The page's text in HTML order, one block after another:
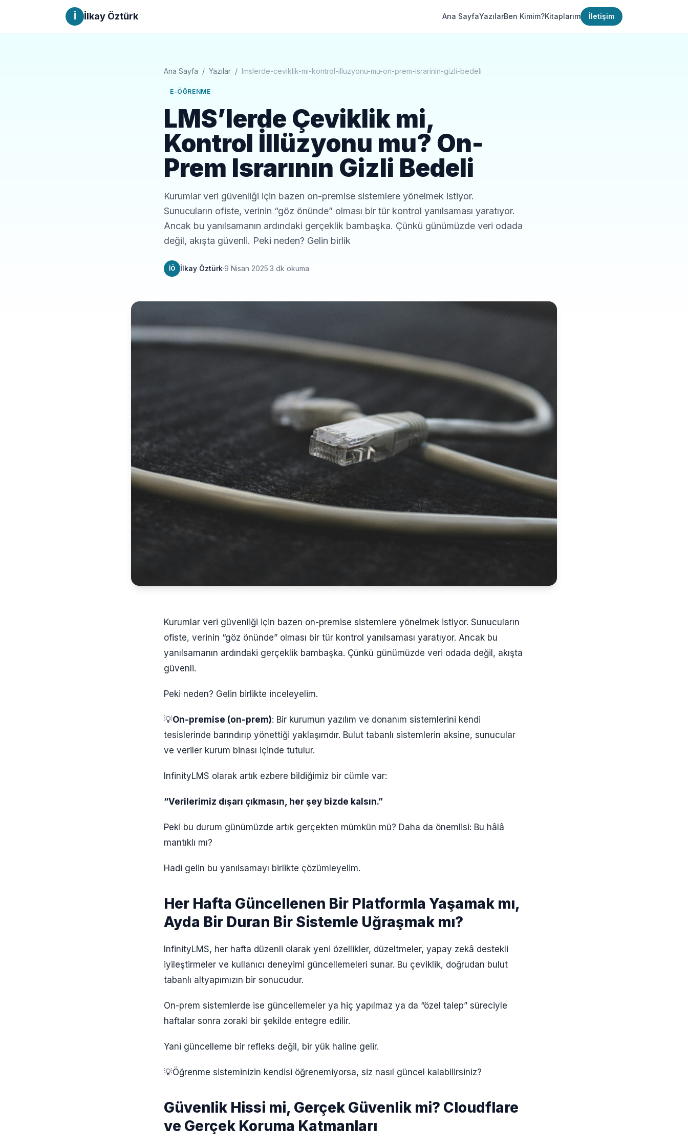
İ İlkay Öztürk Ana SayfaYazılarBen Kimim?Kitaplarım İletişim
Ana Sayfa / Yazılar / lmslerde-ceviklik-mi-kontrol-illuzyonu-mu-on-prem-israrinin-gizli-bedeli
E-ÖĞRENME
LMS’lerde Çeviklik mi,
Kontrol İllüzyonu mu? On-
Prem Israrının Gizli Bedeli
Kurumlar veri güvenliği için bazen on-premise sistemlere yönelmek istiyor.
Sunucuların ofiste, verinin “göz önünde” olması bir tür kontrol yanılsaması yaratıyor.
Ancak bu yanılsamanın ardındaki gerçeklik bambaşka. Çünkü günümüzde veri odada
değil, akışta güvenli. Peki neden? Gelin birlik
İÖ İlkay Öztürk·9 Nisan 2025·3 dk okuma
Kurumlar veri güvenliği için bazen on-premise sistemlere yönelmek istiyor. Sunucuların
ofiste, verinin “göz önünde” olması bir tür kontrol yanılsaması yaratıyor. Ancak bu
yanılsamanın ardındaki gerçeklik bambaşka. Çünkü günümüzde veri odada değil, akışta
güvenli.
Peki neden? Gelin birlikte inceleyelim.
💡On-premise (on-prem): Bir kurumun yazılım ve donanım sistemlerini kendi
tesislerinde barındırıp yönettiği yaklaşımdır. Bulut tabanlı sistemlerin aksine, sunucular
ve veriler kurum binası içinde tutulur.
InfinityLMS olarak artık ezbere bildiğimiz bir cümle var:
“Verilerimiz dışarı çıkmasın, her şey bizde kalsın.”
Peki bu durum günümüzde artık gerçekten mümkün mü? Daha da önemlisi: Bu hâlâ
mantıklı mı?
Hadi gelin bu yanılsamayı birlikte çözümleyelim.
Her Hafta Güncellenen Bir Platformla Yaşamak mı,
Ayda Bir Duran Bir Sistemle Uğraşmak mı?
InfinityLMS, her hafta düzenli olarak yeni özellikler, düzeltmeler, yapay zekâ destekli
iyileştirmeler ve kullanıcı deneyimi güncellemeleri sunar. Bu çeviklik, doğrudan bulut
tabanlı altyapımızın bir sonucudur.
On-prem sistemlerde ise güncellemeler ya hiç yapılmaz ya da “özel talep” süreciyle
haftalar sonra zoraki bir şekilde entegre edilir.
Yani güncelleme bir refleks değil, bir yük haline gelir.
💡Öğrenme sisteminizin kendisi öğrenemiyorsa, siz nasıl güncel kalabilirsiniz?
Güvenlik Hissi mi, Gerçek Güvenlik mi? Cloudflare
ve Gerçek Koruma Katmanları